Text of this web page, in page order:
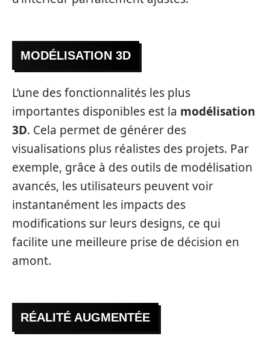
MODÉLISATION 3D
L’une des fonctionnalités les plus
importantes disponibles est la modélisation
3D. Cela permet de générer des
visualisations plus réalistes des projets. Par
exemple, grâce à des outils de modélisation
avancés, les utilisateurs peuvent voir
instantanément les impacts des
modifications sur leurs designs, ce qui
facilite une meilleure prise de décision en
amont.
RÉALITÉ AUGMENTÉE